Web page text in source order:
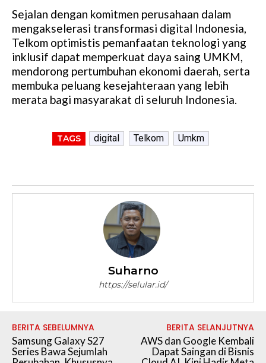
Sejalan dengan komitmen perusahaan dalam
mengakselerasi transformasi digital Indonesia,
Telkom optimistis pemanfaatan teknologi yang
inklusif dapat memperkuat daya saing UMKM,
mendorong pertumbuhan ekonomi daerah, serta
membuka peluang kesejahteraan yang lebih
merata bagi masyarakat di seluruh Indonesia.
TAGS digital Telkom Umkm
Suharno
https://selular.id/
BERITA SEBELUMNYA
Samsung Galaxy S27
Series Bawa Sejumlah
BERITA SELANJUTNYA
AWS dan Google Kembali
Dapat Saingan di Bisnis